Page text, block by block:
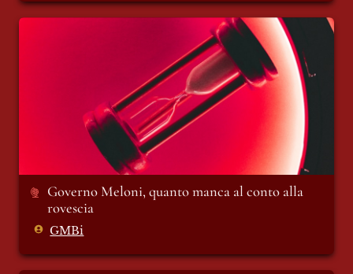
Governo Meloni, quanto manca al conto
Governo Meloni, quanto manca al conto alla
rovescia
GMBi